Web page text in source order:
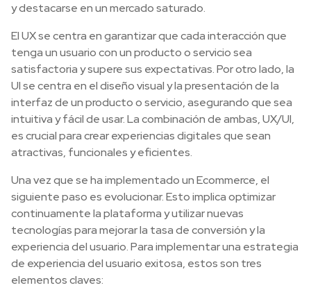
y destacarse en un mercado saturado.
El UX se centra en garantizar que cada interacción que
tenga un usuario con un producto o servicio sea
satisfactoria y supere sus expectativas. Por otro lado, la
UI se centra en el diseño visual y la presentación de la
interfaz de un producto o servicio, asegurando que sea
intuitiva y fácil de usar. La combinación de ambas, UX/UI,
es crucial para crear experiencias digitales que sean
atractivas, funcionales y eficientes.
Una vez que se ha implementado un Ecommerce, el
siguiente paso es evolucionar. Esto implica optimizar
continuamente la plataforma y utilizar nuevas
tecnologías para mejorar la tasa de conversión y la
experiencia del usuario. Para implementar una estrategia
de experiencia del usuario exitosa, estos son tres
elementos claves: